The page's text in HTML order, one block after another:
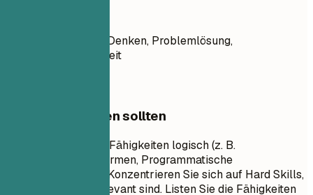
Strategisches Denken, Problemlösung,
Zusammenarbeit
Worauf Sie achten sollten
Gruppieren Sie Ihre Fähigkeiten logisch (z. B.
Datenanalyseplattformen, Programmatische
Werbeplattformen). Konzentrieren Sie sich auf Hard Skills,
die für die Stelle relevant sind. Listen Sie die Fähigkeiten